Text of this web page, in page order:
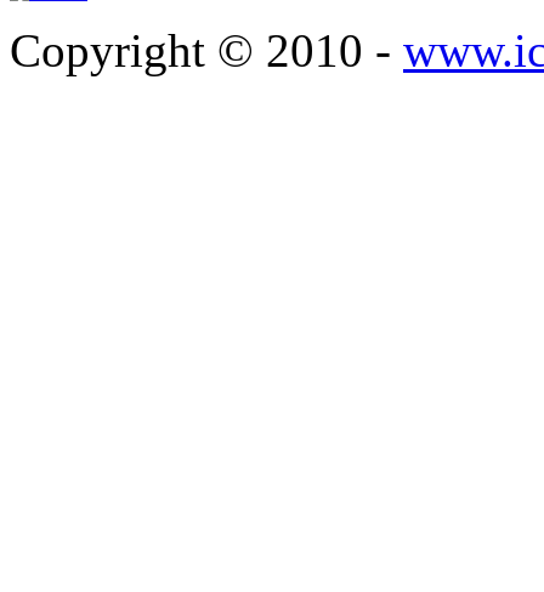
Copyright © 2010 -